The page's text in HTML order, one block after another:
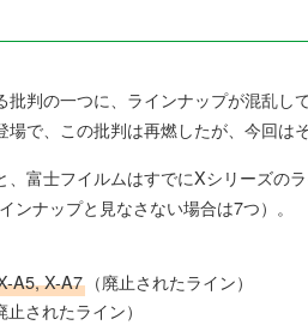
批判の一つに、ラインナップが混乱し
で、この批判は再燃したが、今回は
、富士フイルムはすでにXシリーズの
ンナップと見なさない場合は7つ）。
A5, X-A7 （廃止されたライン）
止されたライン）